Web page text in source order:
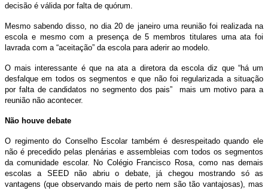
decisão é válida por falta de quórum.
Mesmo sabendo disso, no dia 20 de janeiro uma reunião foi realizada na
escola e mesmo com a presença de 5 membros titulares uma ata foi
lavrada com a “aceitação” da escola para aderir ao modelo.
O mais interessante é que na ata a diretora da escola diz que “há um
desfalque em todos os segmentos e que não foi regularizada a situação
por falta de candidatos no segmento dos pais” mais um motivo para a
reunião não acontecer.
Não houve debate
O regimento do Conselho Escolar também é desrespeitado quando ele
não é precedido pelas plenárias e assembleias com todos os segmentos
da comunidade escolar. No Colégio Francisco Rosa, como nas demais
escolas a SEED não abriu o debate, já chegou mostrando só as
vantagens (que observando mais de perto nem são tão vantajosas), mas